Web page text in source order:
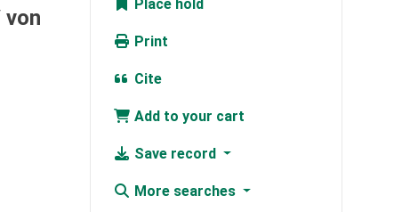
von
Place hold
Print
Cite
Add to your cart
Save record
More searches